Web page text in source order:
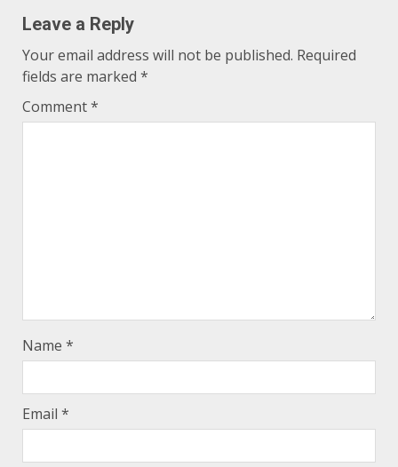
Leave a Reply
Your email address will not be published. Required
fields are marked *
Comment*
Name *
Email *